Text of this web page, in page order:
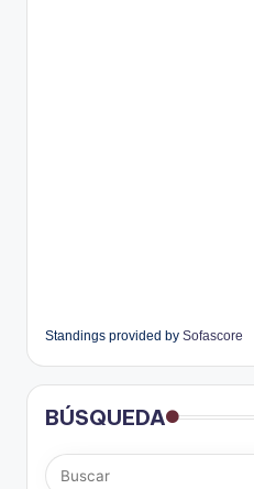
Standings provided by Sofascore
BÚSQUEDA